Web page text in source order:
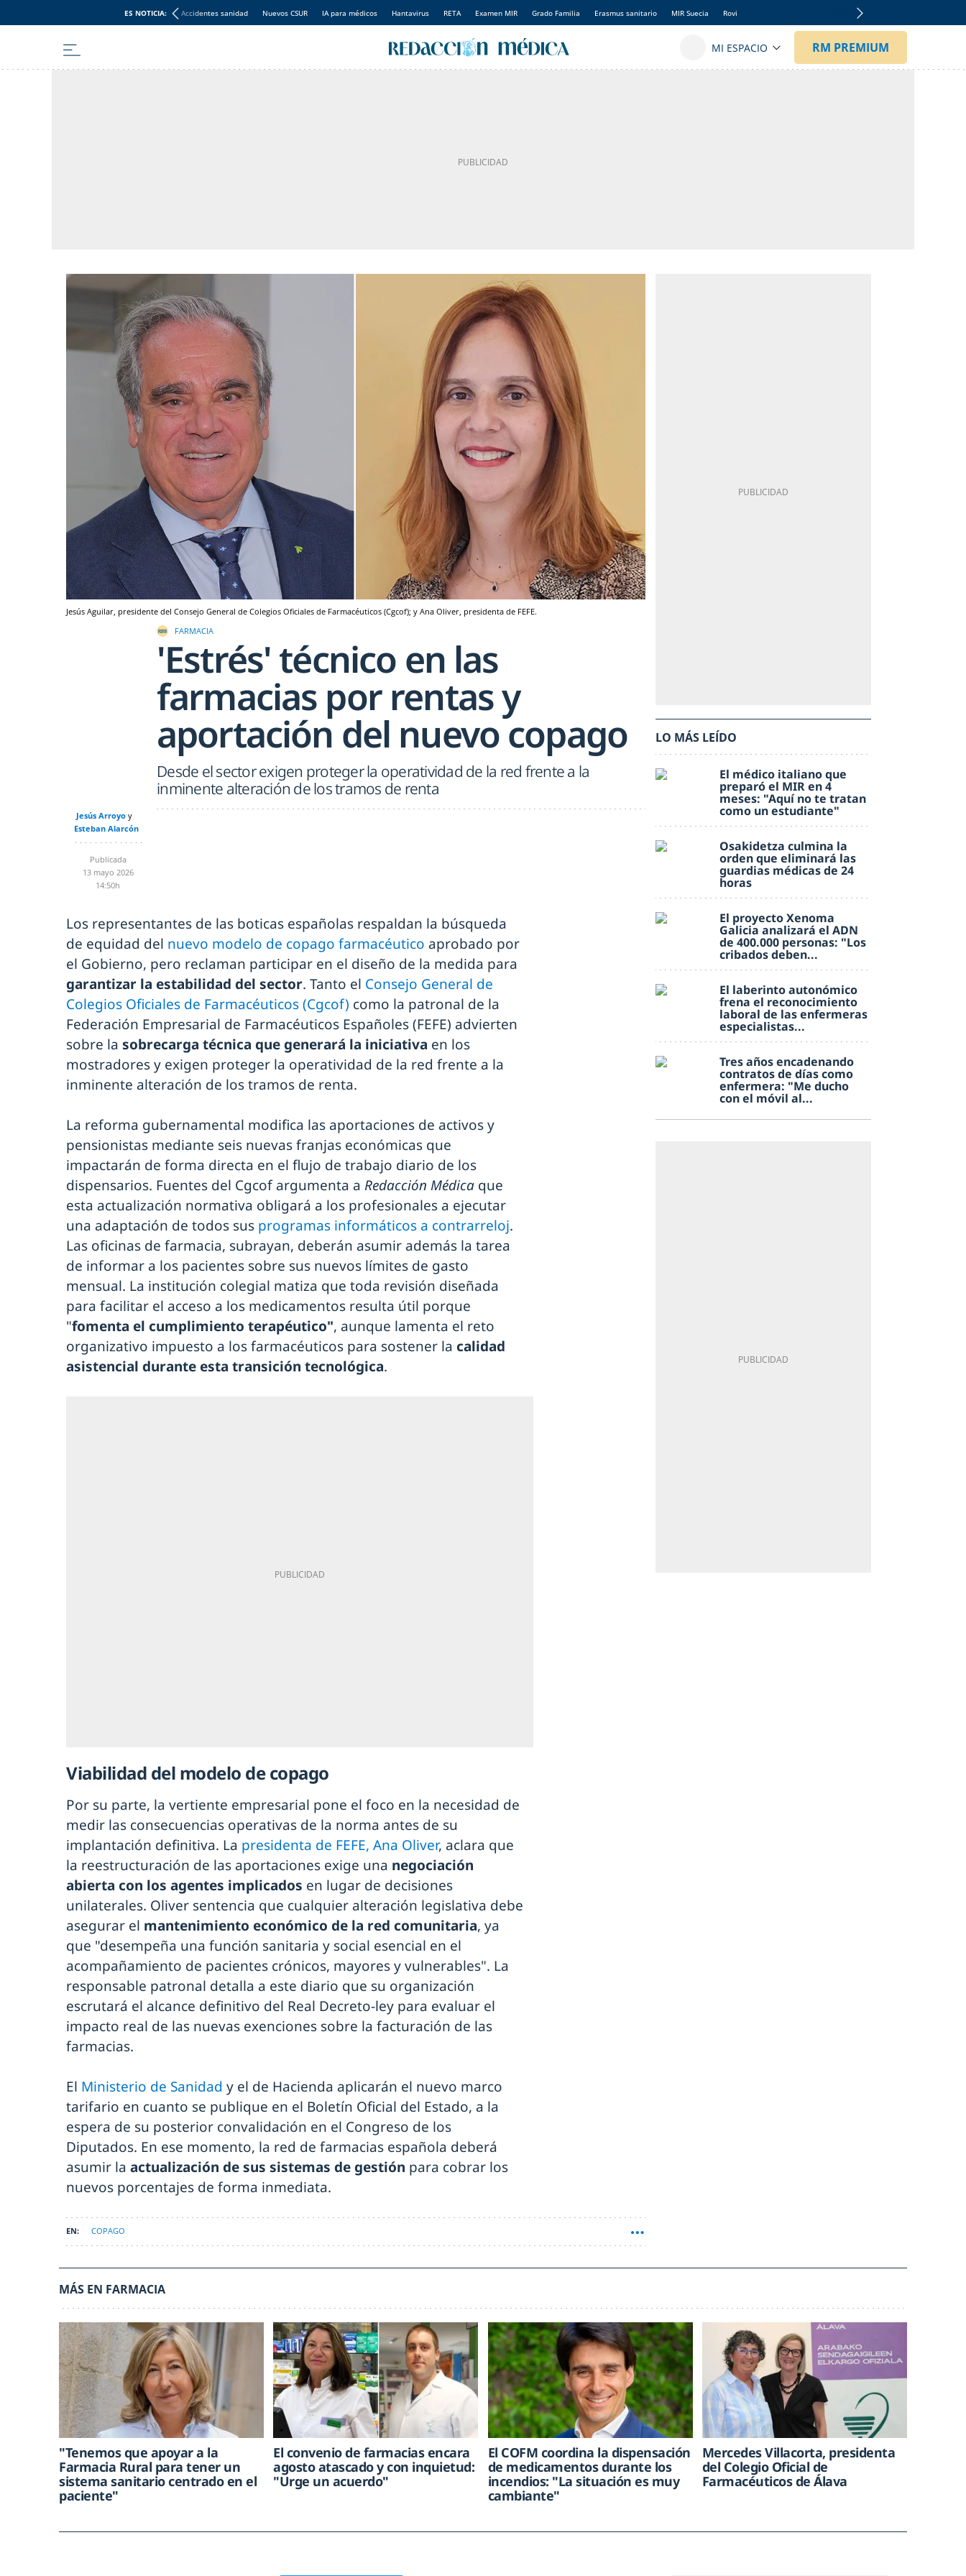
ES NOTICIA: Accidentes sanidad Nuevos CSUR IA para médicos Hantavirus RETA Examen MIR Grado Familia Erasmus sanitario MIR Suecia Rovi
Jesús Aguilar, presidente del Consejo General de Colegios Oficiales de Farmacéuticos (Cgcof); y Ana Oliver, presidenta de FEFE.
FARMACIA
'Estrés' técnico en las
farmacias por rentas y
aportación del nuevo copago
Desde el sector exigen proteger la operatividad de la red frente a la
inminente alteración de los tramos de renta
Jesús Arroyo
Esteban Alarcón
Publicada
13 mayo 2026
14:50h
Los representantes de las boticas españolas respaldan la búsqueda
de equidad del nuevo modelo de copago farmacéutico aprobado por
el Gobierno, pero reclaman participar en el diseño de la medida para
garantizar la estabilidad del sector. Tanto el Consejo General de
Colegios Oficiales de Farmacéuticos (Cgcof) como la patronal de la
Federación Empresarial de Farmacéuticos Españoles (FEFE) advierten
sobre la sobrecarga técnica que generará la iniciativa en los
mostradores y exigen proteger la operatividad de la red frente a la
inminente alteración de los tramos de renta.
La reforma gubernamental modifica las aportaciones de activos y
pensionistas mediante seis nuevas franjas económicas que
impactarán de forma directa en el flujo de trabajo diario de los
dispensarios. Fuentes del Cgcof argumenta a Redacción Médica que
esta actualización normativa obligará a los profesionales a ejecutar
una adaptación de todos sus programas informáticos a contrarreloj.
Las oficinas de farmacia, subrayan, deberán asumir además la tarea
de informar a los pacientes sobre sus nuevos límites de gasto
mensual. La institución colegial matiza que toda revisión diseñada
para facilitar el acceso a los medicamentos resulta útil porque
"fomenta el cumplimiento terapéutico", aunque lamenta el reto
organizativo impuesto a los farmacéuticos para sostener la calidad
asistencial durante esta transición tecnológica.
Viabilidad del modelo de copago
Por su parte, la vertiente empresarial pone el foco en la necesidad de
medir las consecuencias operativas de la norma antes de su
implantación definitiva. La presidenta de FEFE, Ana Oliver, aclara que
la reestructuración de las aportaciones exige una negociación
abierta con los agentes implicados en lugar de decisiones
unilaterales. Oliver sentencia que cualquier alteración legislativa debe
asegurar el mantenimiento económico de la red comunitaria, ya
que "desempeña una función sanitaria y social esencial en el
acompañamiento de pacientes crónicos, mayores y vulnerables". La
responsable patronal detalla a este diario que su organización
escrutará el alcance definitivo del Real Decreto-ley para evaluar el
impacto real de las nuevas exenciones sobre la facturación de las
farmacias.
El Ministerio de Sanidad y el de Hacienda aplicarán el nuevo marco
tarifario en cuanto se publique en el Boletín Oficial del Estado, a la
espera de su posterior convalidación en el Congreso de los
Diputados. En ese momento, la red de farmacias española deberá
asumir la actualización de sus sistemas de gestión para cobrar los
nuevos porcentajes de forma inmediata.
COPAGO
LO MÁS LEÍDO
El médico italiano que
preparó el MIR en 4
meses: "Aquí no te tratan
como un estudiante"
Osakidetza culmina la
orden que eliminará las
guardias médicas de 24
horas
El proyecto Xenoma
Galicia analizará el ADN
de 400.000 personas: "Los
cribados deben...
El laberinto autonómico
frena el reconocimiento
laboral de las enfermeras
especialistas...
Tres años encadenando
contratos de días como
enfermera: "Me ducho
con el móvil al...
MÁS EN FARMACIA
"Tenemos que apoyar a la
Farmacia Rural para tener un
sistema sanitario centrado en el
paciente"
El convenio de farmacias encara
agosto atascado y con inquietud:
"Urge un acuerdo"
El COFM coordina la dispensación
de medicamentos durante los
incendios: "La situación es muy
cambiante"
Mercedes Villacorta, presidenta
del Colegio Oficial de
Farmacéuticos de Álava